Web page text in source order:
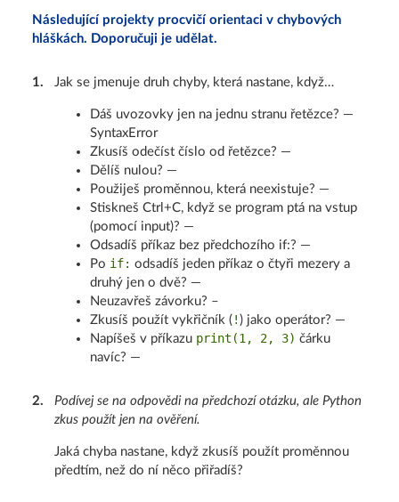
Následující projekty procvičí orientaci v chybových
hláškách. Doporučuji je udělat.
1. Jak se jmenuje druh chyby, která nastane, když…
Dáš uvozovky jen na jednu stranu řetězce? —
SyntaxError
Zkusíš odečíst číslo od řetězce? —
Dělíš nulou? —
Použiješ proměnnou, která neexistuje? —
Stiskneš Ctrl+C, když se program ptá na vstup
(pomocí input)? —
Odsadíš příkaz bez předchozího if:? —
Po if: odsadíš jeden příkaz o čtyři mezery a
druhý jen o dvě? —
Neuzavřeš závorku? –
Zkusíš použít vykřičník ( !) jako operátor? —
Napíšeš v příkazu print(1, 2, 3) čárku
navíc? —
2.
Podívej se na odpovědi na předchozí otázku, ale Python
zkus použít jen na ověření.
Jaká chyba nastane, když zkusíš použít proměnnou
předtím, než do ní něco přiřadíš?